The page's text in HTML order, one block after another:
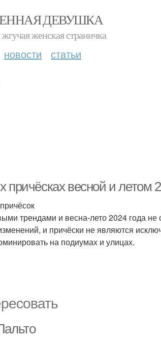
ДЕВУШКА
женская страничка
новости статьи
причёсках весной и летом
трендами и весна-лето 2024 года
и причёски не являются
на подиумах и улицах.